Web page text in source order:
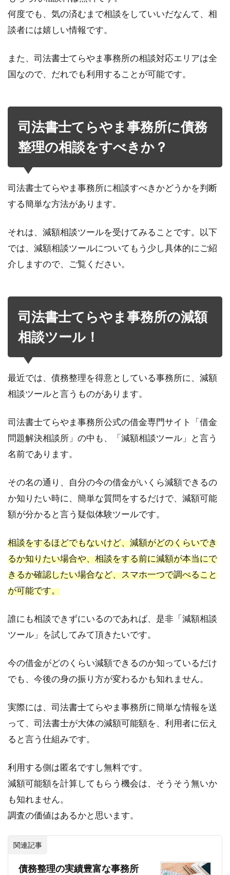
何度でも、気の済むまで相談をしていいだなんて、相
談者には嬉しい情報です。
また、司法書士てらやま事務所の相談対応エリアは全
国なので、だれでも利用することが可能です。
司法書士てらやま事務所に債務
整理の相談をすべきか？
司法書士てらやま事務所に相談すべきかどうかを判断
する簡単な方法があります。
それは、減額相談ツールを受けてみることです。以下
では、減額相談ツールについてもう少し具体的にご紹
介しますので、ご覧ください。
司法書士てらやま事務所の減額
相談ツール！
最近では、債務整理を得意としている事務所に、減額
相談ツールと言うものがあります。
司法書士てらやま事務所公式の借金専門サイト「借金
問題解決相談所」の中も、「減額相談ツール」と言う
名前であります。
その名の通り、自分の今の借金がいくら減額できるの
か知りたい時に、簡単な質問をするだけで、減額可能
額が分かると言う疑似体験ツールです。
相談をするほどでもないけど、減額がどのくらいでき
るか知りたい場合や、相談をする前に減額が本当にで
きるか確認したい場合など、スマホ一つで調べること
が可能です。
誰にも相談できずにいるのであれば、是非「減額相談
ツール」を試してみて頂きたいです。
今の借金がどのくらい減額できるのか知っているだけ
でも、今後の身の振り方が変わるかも知れません。
実際には、司法書士てらやま事務所に簡単な情報を送
って、司法書士が大体の減額可能額を、利用者に伝え
ると言う仕組みです。
利用する側は匿名ですし無料です。
減額可能額を計算してもらう機会は、そうそう無いか
も知れません。
調査の価値はあるかと思います。
関連記事
債務整理の実績豊富な事務所